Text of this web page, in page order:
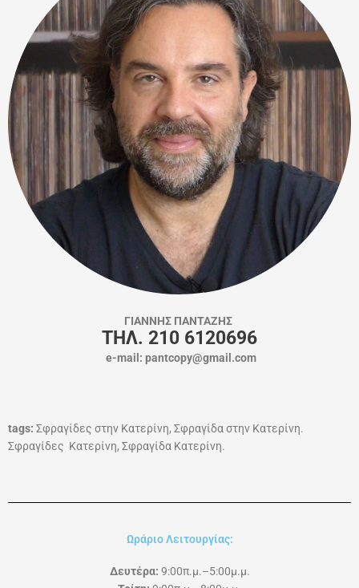
ΓΙΑΝΝΗΣ ΠΑΝΤΑΖΗΣ
ΤΗΛ. 210 6120696
e-mail: pantcopy@gmail.com
tags: Σφραγίδες στην Κατερίνη, Σφραγίδα στην Κατερίνη.
Σφραγίδες Κατερίνη, Σφραγίδα Κατερίνη.
Ωράριο Λειτουργίας:
Δευτέρα: 9:00π.μ.–5:00μ.μ.